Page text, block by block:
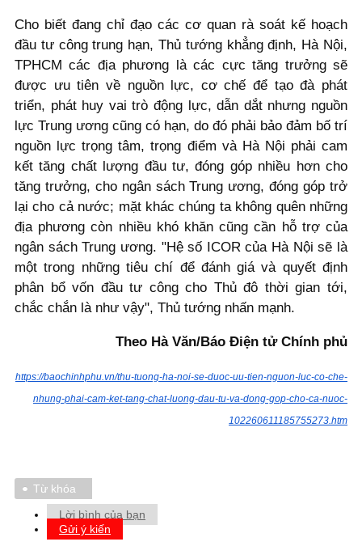
Cho biết đang chỉ đạo các cơ quan rà soát kế hoạch
đầu tư công trung hạn, Thủ tướng khẳng định, Hà Nội,
TPHCM các địa phương là các cực tăng trưởng sẽ
được ưu tiên về nguồn lực, cơ chế để tạo đà phát
triển, phát huy vai trò động lực, dẫn dắt nhưng nguồn
lực Trung ương cũng có hạn, do đó phải bảo đảm bố trí
nguồn lực trọng tâm, trọng điểm và Hà Nội phải cam
kết tăng chất lượng đầu tư, đóng góp nhiều hơn cho
tăng trưởng, cho ngân sách Trung ương, đóng góp trở
lại cho cả nước; mặt khác chúng ta không quên những
địa phương còn nhiều khó khăn cũng cần hỗ trợ của
ngân sách Trung ương. "Hệ số ICOR của Hà Nội sẽ là
một trong những tiêu chí để đánh giá và quyết định
phân bổ vốn đầu tư công cho Thủ đô thời gian tới,
chắc chắn là như vậy", Thủ tướng nhấn mạnh.
Theo Hà Văn/Báo Điện tử Chính phủ
https://baochinhphu.vn/thu-tuong-ha-noi-se-duoc-uu-tien-nguon-luc-co-che-
nhung-phai-cam-ket-tang-chat-luong-dau-tu-va-dong-gop-cho-ca-nuoc-
102260611185755273.htm
Từ khóa
Lời bình của bạn
Gửi ý kiến